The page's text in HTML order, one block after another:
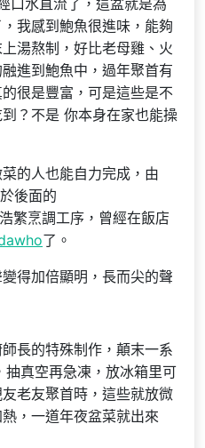
口水直流了，這盆就是為
我感到鮑魚很進味，能夠
湯熬制，好比老母雞、火
進到鮑魚中，過年聚首有
很是豐富，可是這些是不
？不是 你本身在家也能操
的人也能自力完成，由
於後面的
浩繁烹調工序，曾經在飯店
了。
得加倍顯明，長而尖的聲
長的特殊制作，顛末一系
真空再急凍，放冰箱里可
老友聚首時，這些就放微
，一道年夜盆菜就出來